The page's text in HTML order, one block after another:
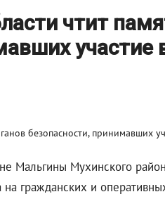
чтит
участие
Мальгины Мухинского
гражданских и